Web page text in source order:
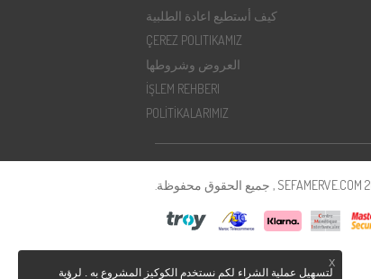
كيف أستطيع اعادة الطلبية
ÇEREZ POLITIKAMIZ
العروض وشروطها
İŞLEM REHBERI
POLİTİKALARIMIZ
X
لتسهيل عملية الشراء لكم نستخدم الكوكيز المشروع به . لرؤية